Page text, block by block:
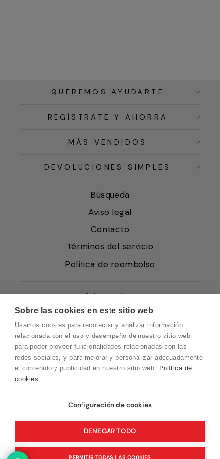
Sobre las cookies en este sitio web
Usamos cookies para recolectar y analizar información
relacionada con el uso y desempeño de nuestro sitio web
para poder proveer funcionalidades relacionadas con las
redes sociales, y para mejorar y personalizar adecuadamente
el contenido y publicidad en nuestro sitio web. Política de
cookies
Configuración de cookies
DENEGAR TODO
PERMITIR TODAS LAS COOKIES
QUEREMOS AYUDARTE
REGÍSTRATE Y AHORRA
MÁS VENDIDOS
DEVOLUCIONES SIMPLES
Búsqueda
Aviso legal
Contacto
Términos del servicio
Política de reembolso
Condiciones de Venta
Quiénes somos
Política de Cookies
Protección de Datos
Blog EN
Blog DE
Blog IT
Vuelvo en un momento. Recuerda que
nuestro horario de atención al cliente es de